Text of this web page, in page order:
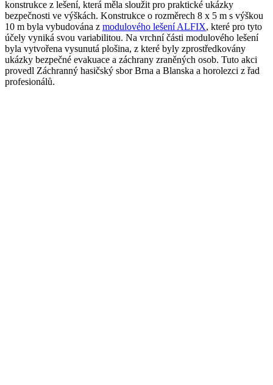
konstrukce z lešení, která měla sloužit pro praktické ukázky
bezpečnosti ve výškách. Konstrukce o rozměrech 8 x 5 m s výškou
10 m byla vybudována z modulového lešení ALFIX, které pro tyto
účely vyniká svou variabilitou. Na vrchní části modulového lešení
byla vytvořena vysunutá plošina, z které byly zprostředkovány
ukázky bezpečné evakuace a záchrany zraněných osob. Tuto akci
provedl Záchranný hasičský sbor Brna a Blanska a horolezci z řad
profesionálů.